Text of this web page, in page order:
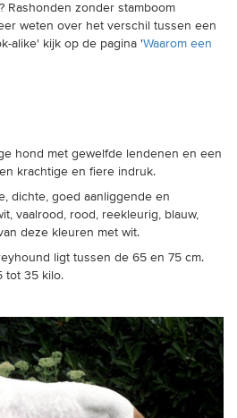
Rashonden zonder stamboom
weten over het verschil tussen een
alike' kijk op de pagina 'Waarom een
hond met gewelfde lendenen en een
krachtige en fiere indruk.
dichte, goed aanliggende en
vaalrood, rood, reekleurig, blauw,
deze kleuren met wit.
ligt tussen de 65 en 75 cm.
tot 35 kilo.
Verder